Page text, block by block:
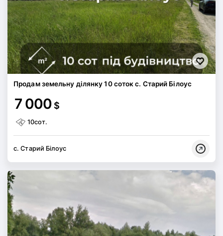
Продам земельну ділянку 10 соток с. Старий Білоус
7 000 $
10сот.
с. Старий Білоус